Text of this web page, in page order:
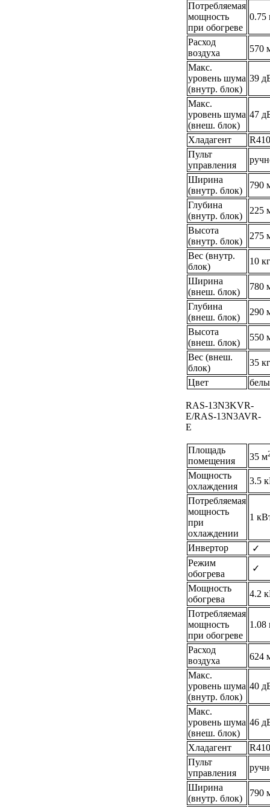
Потребляемая
мощность
при обогреве
0.75
Расход
воздуха
570
Макс.
уровень шума
(внутр. блок)
39
Макс.
уровень шума
(внеш. блок)
47
Хладагент
Пульт
управления
Ширина
(внутр. блок)
790
Глубина
(внутр. блок)
225
Высота
(внутр. блок)
275
Вес (внутр.
блок)
10 кг
Ширина
(внеш. блок)
780
Глубина
(внеш. блок)
290
Высота
(внеш. блок)
550
Вес (внеш.
блок)
35 кг
Цвет
RAS-13N3KVR-
E/RAS-13N3AVR-
E
Площадь
помещения
35 м
Мощность
охлаждения
3.5
Потребляемая
мощность
при
охлаждении
1
Инвертор
✓
Режим
обогрева
✓
Мощность
обогрева
4.2
Потребляемая
мощность
при обогреве
1.08
Расход
воздуха
624
Макс.
уровень шума
(внутр. блок)
40
Макс.
уровень шума
(внеш. блок)
46
Хладагент
Пульт
управления
Ширина
(внутр. блок)
790